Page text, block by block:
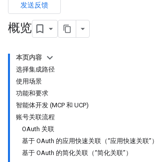
发送反馈
概览
本页内容
选择集成路径
使用场景
功能和要求
智能体开发 (MCP 和 UCP)
账号关联流程
OAuth 关联
基于 OAuth 的应用快速关联（“应用快速关联”）
基于 OAuth 的简化关联（“简化关联”）